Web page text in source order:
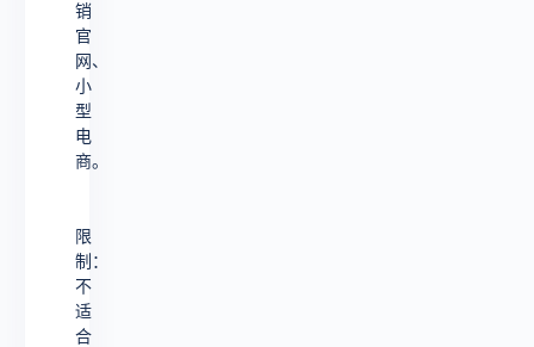
销
官
网、
小
型
电
商。
限
制：
不
适
合